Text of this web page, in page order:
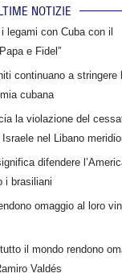
NOTIZIE
legami con Cuba con il
e Fidel”
continuano a stringere
cubana
la violazione del
nel Libano
difendere
i brasiliani
omaggio al loro
il mondo rendono
Valdés